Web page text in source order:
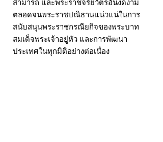
สามารถ และพระราชจริยวัตรอันงดงาม
ตลอดจนพระราชปณิธานแน่วแน่ในการ
สนับสนุนพระราชกรณียกิจของพระบาท
สมเด็จพระเจ้าอยู่หัว และการพัฒนา
ประเทศในทุกมิติอย่างต่อเนื่อง